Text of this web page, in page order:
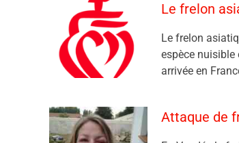
Le frelon
Le frelon
espèce nuisible
arrivée en
Attaque de